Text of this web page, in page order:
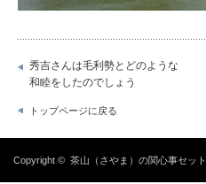
秀吉さんは毛利勢とどのような
和睦をしたのでしょう
トップページに戻る
Copyright © 茶山（さやま）の関心事セット